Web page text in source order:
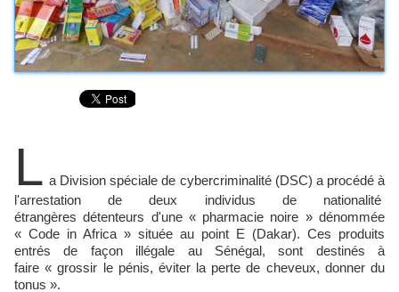
L a Division spéciale de cybercriminalité (DSC) a procédé à
l'arrestation de deux individus de nationalité
étrangères détenteurs d'une « pharmacie noire » dénommée
« Code in Africa » située au point E (Dakar). Ces produits
entrés de façon illégale au Sénégal, sont destinés à
faire « grossir le pénis, éviter la perte de cheveux, donner du
tonus ».